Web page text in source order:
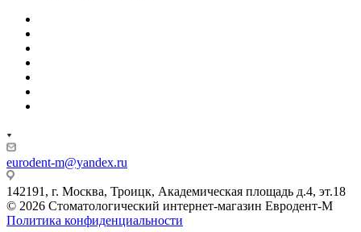
eurodent-m@yandex.ru
142191, г. Москва, Троицк, Академическая площадь д.4, эт.18
© 2026 Стоматологический интернет-магазин Евродент-М
Политика конфиденциальности